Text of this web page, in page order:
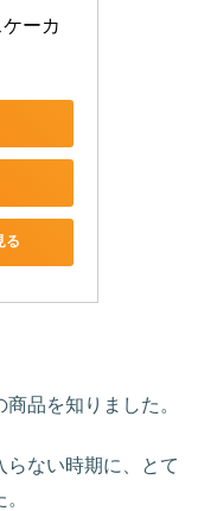
ーカ
る
品を知りました。
ない時期に、とて